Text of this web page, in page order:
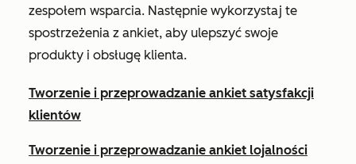
zespołem wsparcia. Następnie wykorzystaj te
spostrzeżenia z ankiet, aby ulepszyć swoje
produkty i obsługę klienta.
Tworzenie i przeprowadzanie ankiet satysfakcji
klientów
Tworzenie i przeprowadzanie ankiet lojalności